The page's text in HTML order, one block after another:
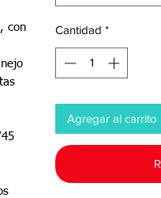
con
Cantidad *
Agregar al carrito